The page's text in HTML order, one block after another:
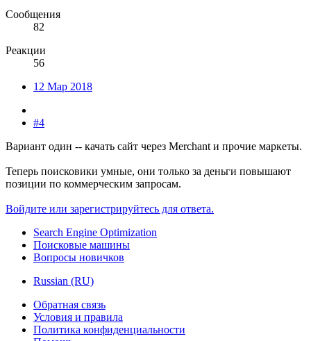
Сообщения
82
Реакции
56
12 Мар 2018
#4
Вариант один -- качать сайт через Merchant и прочие маркеты.
Теперь поисковики умные, они только за деньги повышают
позиции по коммерческим запросам.
Войдите или зарегистрируйтесь для ответа.
Search Engine Optimization
Поисковые машины
Вопросы новичков
Russian (RU)
Обратная связь
Условия и правила
Политика конфиденциальности